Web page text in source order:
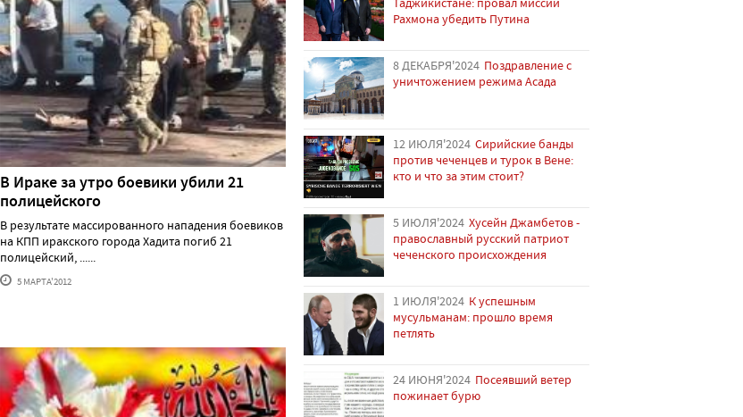
В Ираке за утро боевики убили 21
полицейского
В результате массированного нападения боевиков
на КПП иракского города Хадита погиб 21
полицейский, ......
5 МАРТА'2012
Рахмона убедить Путина
8 ДЕКАБРЯ'2024 Поздравление с
уничтожением режима Асада
12 ИЮЛЯ'2024 Сирийские банды
против чеченцев и турок в Вене:
кто и что за этим стоит?
5 ИЮЛЯ'2024 Хусейн Джамбетов -
православный русский патриот
чеченского происхождения
1 ИЮЛЯ'2024 К успешным
мусульманам: прошло время
петлять
24 ИЮНЯ'2024 Посеявший ветер
пожинает бурю